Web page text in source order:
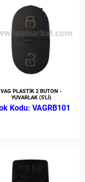
VAG PLASTİK 2 BUTON -
YUVARLAK (5'Lİ)
VAGRB101